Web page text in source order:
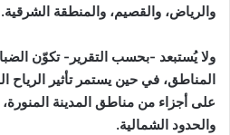
والرياض، والقصيم، والمنطقة الشرقية.
ولا يُستبعد -بحسب التقرير- تكوّن
المناطق، في حين يستمر تأثير الرياح
على أجزاء من مناطق المدينة
والحدود الشمالية.